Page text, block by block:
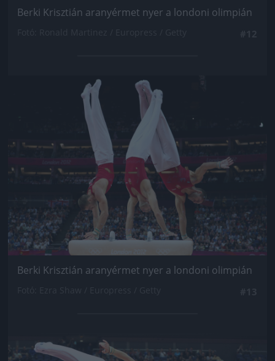
Berki Krisztián aranyérmet nyer a londoni olimpián
Jön még kép!
Berki Krisztián aranyérmet nyer a londoni olimpián
Jön még kép!